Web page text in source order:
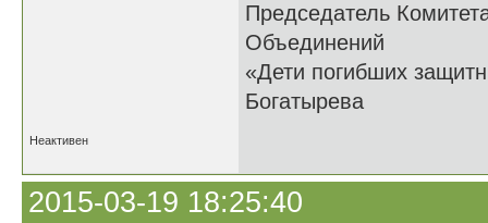
Председатель
Объединений
«Дети погибших
Богатырева
Неактивен
2015-03-19 18:25:40